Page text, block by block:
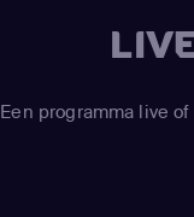
Een programma live